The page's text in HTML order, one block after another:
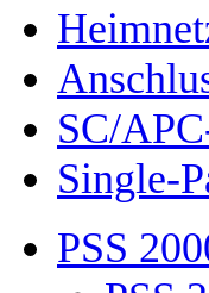
SC/
Single-
PSS